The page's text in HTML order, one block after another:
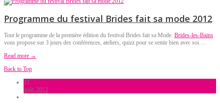
Programme du festival Brides fait sa mode 2012
Tout le programme de la première édition du festival Brides fait sa Mode. Brides-les-Bains
vous propose sur 3 jours des conférences, ateliers, quizz pour se sentir bien avec soi.…
Read more →
Back to Top
22
août, 2012